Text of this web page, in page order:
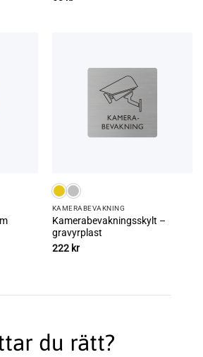
KAMERA­­­BEVAKNING
Kamerabevakningsskylt –
gravyrplast
222 kr
du rätt?